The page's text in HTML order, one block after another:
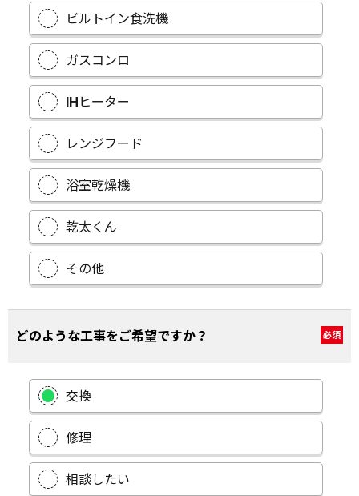
ビルトイン食洗機
ガスコンロ
IHヒーター
レンジフード
浴室乾燥機
乾太くん
その他
どのような工事をご希望ですか？ 必須
交換
修理
相談したい